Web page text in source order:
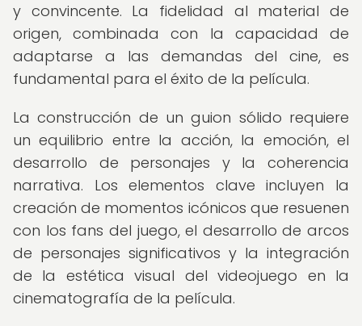
y convincente. La fidelidad al material de
origen, combinada con la capacidad de
adaptarse a las demandas del cine, es
fundamental para el éxito de la película.
La construcción de un guion sólido requiere
un equilibrio entre la acción, la emoción, el
desarrollo de personajes y la coherencia
narrativa. Los elementos clave incluyen la
creación de momentos icónicos que resuenen
con los fans del juego, el desarrollo de arcos
de personajes significativos y la integración
de la estética visual del videojuego en la
cinematografía de la película.